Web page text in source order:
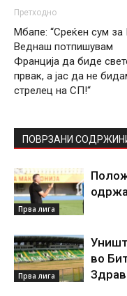
Претходно
Мбапе: “Среќен сум
Веднаш потпишувам
Франција да биде
првак, а јас да не
стрелец на СП!“
ПОВРЗАНИ
Прва лига
Прва лига
во